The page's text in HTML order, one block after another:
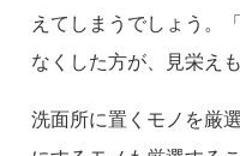
えてしまうでしょう。
なくした方が、見栄え
洗面所に置くモノを厳